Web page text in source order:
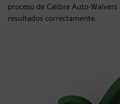
proceso de Calibre Auto-
resultados correctamente.